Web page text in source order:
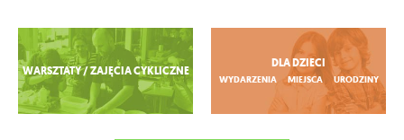
Zobacz więcej
WARSZTATY / ZAJĘCIA CYKLICZNE
DLA DZIECI
WYDARZENIA MIEJSCA URODZINY